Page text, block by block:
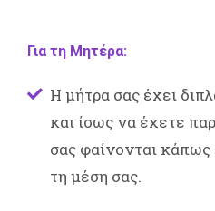
Για τη Μητέρα:
Η μήτρα σας έχει
και ίσως να έχετε
σας φαίνονται
τη μέση σας.